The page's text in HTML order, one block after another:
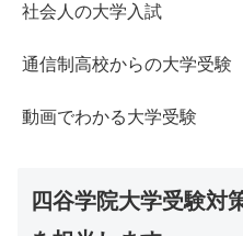
社会人の大学入試
通信制高校からの大学受験
動画でわかる大学受験
四谷学院大学受験対